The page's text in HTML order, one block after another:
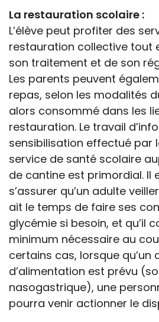
La restauration scolaire :
L’élève peut profiter des
restauration collective tout
son traitement et de son
Les parents peuvent
repas, selon les modalités
alors consommé dans les
restauration. Le travail
sensibilisation effectué par
service de santé scolaire
de cantine est primordial. Il
s’assurer qu’un adulte
ait le temps de faire ses
glycémie si besoin, et qu’il
minimum nécessaire au
certains cas, lorsque qu’un
d’alimentation est prévu
nasogastrique), une
pourra venir actionner le